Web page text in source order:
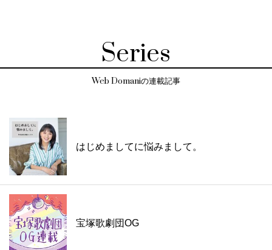
Series
Web Domaniの連載記事
はじめましてに悩みまして。
宝塚歌劇団OG